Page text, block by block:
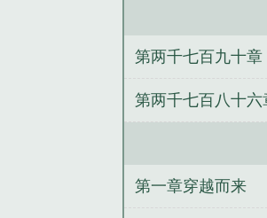
惊华
金银花露
白鹭
帐中珠 青
方舰队司令 青岛
第两千七百九十章
顿起冲突
第两千七百八十六
第一章穿越而来